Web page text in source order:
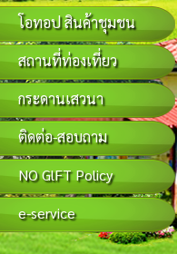
โอทอป สินค้าชุมชน
สถานที่ท่องเที่ยว
กระดานเสวนา
ติดต่อ-สอบถาม
NO GlFT Policy
e-service